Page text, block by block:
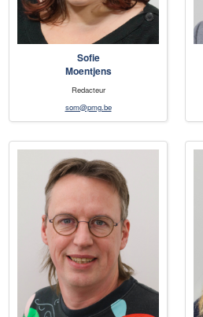
Sofie
Moentjens
Redacteur
som@pmg.be